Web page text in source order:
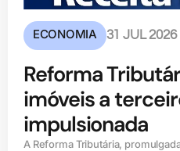
ECONOMIA 31 JUL 2026
Reforma
imóveis a
impulsionada
A Reforma Tributária,